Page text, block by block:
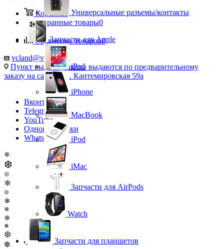
Корзина0
Избранные товары0
Сравнение товаров0
vcland@vcland.ru
Пункт выдачи (заказы выдаются по предварительному
заказу на сайте), ул. Кантемировская 59а
Вконтакте
Telegram
YouTube
Одноклассники
WhatsApp
❄
❆
❆
❄
❆
❄
❅
❅
❅
❆
❆
Универсальные разъемы/контакты
Запчасти для Apple
iPad
iPhone
MacBook
iPod
iMac
Запчасти для AirPods
Watch
Запчасти для планшетов